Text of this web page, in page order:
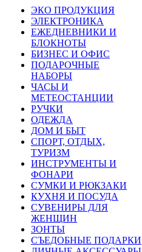
ЭКО ПРОДУКЦИЯ
ЭЛЕКТРОНИКА
ЕЖЕДНЕВНИКИ И
БЛОКНОТЫ
БИЗНЕС И ОФИС
ПОДАРОЧНЫЕ
НАБОРЫ
ЧАСЫ И
МЕТЕОСТАНЦИИ
РУЧКИ
ОДЕЖДА
ДОМ И БЫТ
СПОРТ, ОТДЫХ,
ТУРИЗМ
ИНСТРУМЕНТЫ И
ФОНАРИ
СУМКИ И РЮКЗАКИ
КУХНЯ И ПОСУДА
СУВЕНИРЫ ДЛЯ
ЖЕНЩИН
ЗОНТЫ
СЪЕДОБНЫЕ ПОДАРКИ